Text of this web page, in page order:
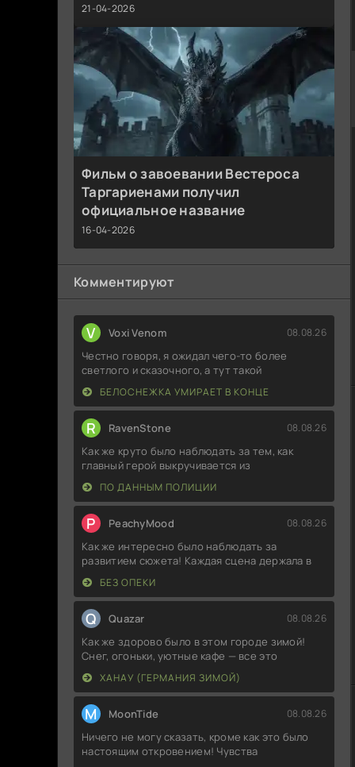
21-04-2026
Фильм о завоевании Вестероса
Таргариенами получил
официальное название
16-04-2026
Комментируют
V Voxi Venom 08.08.26
Честно говоря, я ожидал чего-то более
светлого и сказочного, а тут такой
БЕЛОСНЕЖКА УМИРАЕТ В КОНЦЕ
R RavenStone 08.08.26
Как же круто было наблюдать за тем, как
главный герой выкручивается из
ПО ДАННЫМ ПОЛИЦИИ
P PeachyMood 08.08.26
Как же интересно было наблюдать за
развитием сюжета! Каждая сцена держала в
БЕЗ ОПЕКИ
Q Quazar 08.08.26
Как же здорово было в этом городе зимой!
Снег, огоньки, уютные кафе — все это
ХАНАУ (ГЕРМАНИЯ ЗИМОЙ)
M MoonTide 08.08.26
Ничего не могу сказать, кроме как это было
настоящим откровением! Чувства